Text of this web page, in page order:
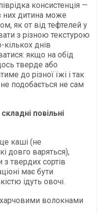
консистенція —
них дитина може
як от від тефтелей у
з різною текстурою
днів
якщо на обід
тверде або
до різної їжі і так
подобається не сам
повільні
каші (не
довго варяться),
твердих сортів
має бути
ідуть овочі.
волокнами